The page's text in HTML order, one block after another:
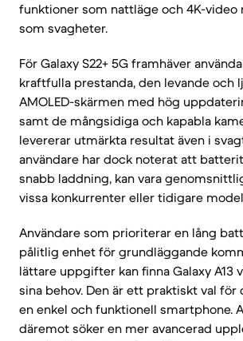
funktioner som nattläge och 4K-video
som svagheter.
För Galaxy S22+ 5G framhäver
kraftfulla prestanda, den levande och
AMOLED-skärmen med hög
samt de mångsidiga och kapabla
levererar utmärkta resultat även i
användare har dock noterat att
snabb laddning, kan vara
vissa konkurrenter eller tidigare
Användare som prioriterar en lång
pålitlig enhet för grundläggande
lättare uppgifter kan finna Galaxy A13
sina behov. Den är ett praktiskt val för
en enkel och funktionell smartphone.
däremot söker en mer avancerad